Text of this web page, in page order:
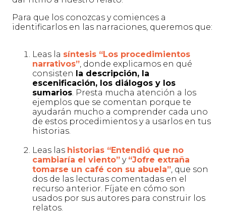
Para que los conozcas y comiences a
identificarlos en las narraciones, queremos que:
Leas la síntesis “Los procedimientos
narrativos”, donde explicamos en qué
consisten la descripción, la
escenificación, los diálogos y los
sumarios. Presta mucha atención a los
ejemplos que se comentan porque te
ayudarán mucho a comprender cada uno
de estos procedimientos y a usarlos en tus
historias.
Leas las historias “Entendió que no
cambiaría el viento” y “Jofre extraña
tomarse un café con su abuela”, que son
dos de las lecturas comentadas en el
recurso anterior. Fíjate en cómo son
usados por sus autores para construir los
relatos.